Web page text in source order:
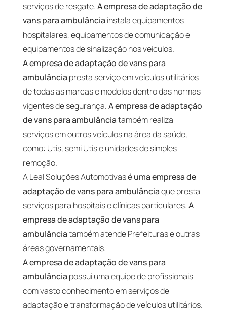
serviços de resgate.A empresa de adaptação de
vans para ambulância instala equipamentos
hospitalares, equipamentos de comunicação e
equipamentos de sinalização nos veículos.
A empresa de adaptação de vans para
ambulância presta serviço em veículos utilitários
de todas as marcas e modelos dentro das normas
vigentes de segurança.A empresa de adaptação
de vans para ambulânciatambém realiza
serviços em outros veículos na área da saúde,
como: Utis, semi Utis e unidades de simples
remoção.
A Leal Soluções Automotivas éuma empresa de
adaptação de vans para ambulânciaque presta
serviços para hospitais e clínicas particulares.A
empresa de adaptação de vans para
ambulânciatambém atende Prefeituras e outras
áreas governamentais.
A empresa de adaptação de vans para
ambulância possui uma equipe de profissionais
com vasto conhecimento em serviços de
adaptação e transformação de veículos utilitários.